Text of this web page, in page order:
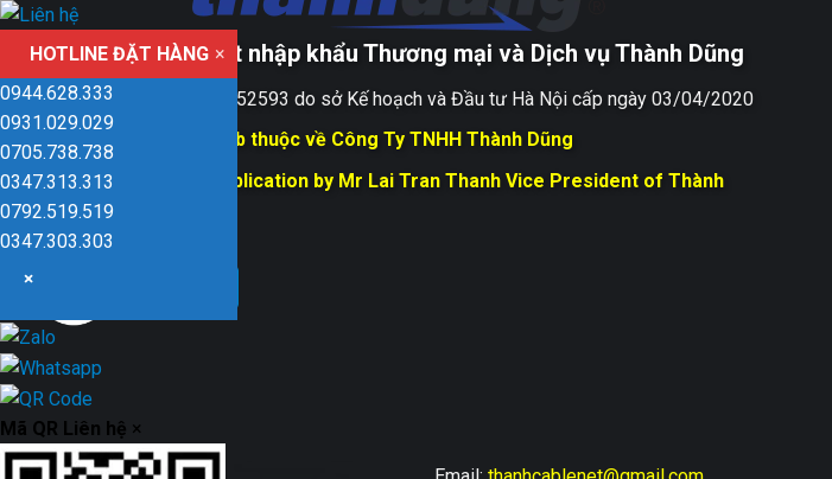
Công ty TNHH xuất nhập khẩu Thương mại và Dịch vụ Thành Dũng
Giấy ĐKKD số 0109152593 do sở Kế hoạch và Đầu tư Hà Nội cấp ngày 03/04/2020
Bản quyền trang web thuộc về Công Ty TNHH Thành Dũng
Responsible for Publication by Mr Lai Tran Thanh Vice President of Thành
Dũng company
HOTLINE ĐẶT HÀNG ×
0944.628.333
0931.029.029
0705.738.738
0347.313.313
0792.519.519
0347.303.303
×
Mã QR Liên hệ ×